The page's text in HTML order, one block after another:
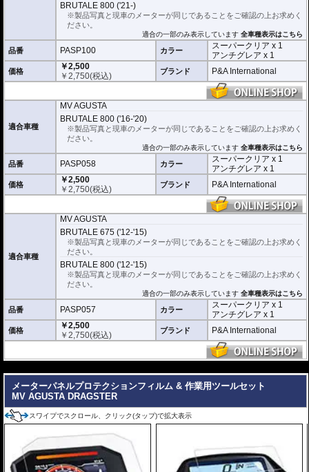
取付キット付属 :取り付けに便利なクリー
ニングクロス、細かい埃も除去する粘着シート、気泡の混入を防ぎ、きれいに
仕上げるスキージがセットになっています。
またこのフィルムは
多少の気泡なら数時間から２日ほどで自然に気泡が消える
優れもの。満足のいく取付が容易になりました。
シリコーン系粘着材を採用し、メーターを痛めることがありません。フィルム
BRUTALE 800 ('21-)
※製品写真と現車のメーターが同じであることをご確認の上お求めく
ださい。
適合の一部のみ表示しています全車種表示はこちら
品番 PASP100 カラー
スーパークリア x 1
アンチグレア x 1
価格
￥2,500
￥2,750(税込) ブランド P&A International
適合車種
MV AGUSTA
BRUTALE 800 ('16-'20)
※製品写真と現車のメーターが同じであることをご確認の上お求めく
ださい。
適合の一部のみ表示しています全車種表示はこちら
品番 PASP058 カラー
スーパークリア x 1
アンチグレア x 1
価格
￥2,500
￥2,750(税込) ブランド P&A International
適合車種
MV AGUSTA
BRUTALE 675 ('12-'15)
※製品写真と現車のメーターが同じであることをご確認の上お求めく
ださい。
BRUTALE 800 ('12-'15)
※製品写真と現車のメーターが同じであることをご確認の上お求めく
ださい。
適合の一部のみ表示しています全車種表示はこちら
品番 PASP057 カラー
スーパークリア x 1
アンチグレア x 1
価格
￥2,500
￥2,750(税込) ブランド P&A International
メーターパネルプロテクションフィルム & 作業用ツールセット
MV AGUSTA DRAGSTER
スワイプでスクロール、クリック(タップ)で拡大表示